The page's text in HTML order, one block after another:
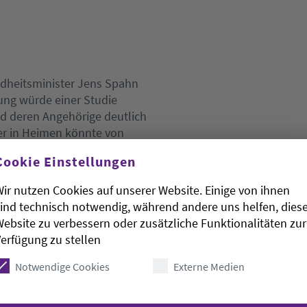
Jens Spahn
würde einer Studie
deren Angehörige deutlich
in Heimen könnte von
25 Prozent sinken.
über 20 Jahren», teilte
wurde im Auftrag der
Heinz Rothgang erstellt.
der
Ohne Reform würde die
um weitere vier Punkte
Rekordwert von
Einstellungen
nutzen Cookies auf unserer Website. Einige von ihnen
technisch notwendig, während andere uns helfen,
zu verbessern oder zusätzliche Funktionalitäten zur
zu stellen
Notwendige Cookies Externe Medien